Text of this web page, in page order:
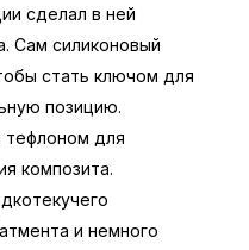
сделал в ней
Сам силиконовый
стать ключом для
позицию.
тефлоном для
композита.
и немного